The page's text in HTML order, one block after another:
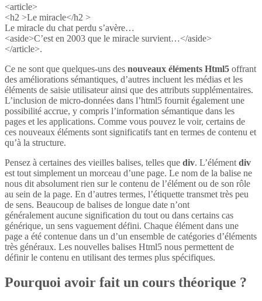
<article>
<h2 >Le miracle</h2 >
Le miracle du chat perdu s’avère…
<aside>C’est en 2003 que le miracle survient…</aside>
</article>.
Ce ne sont que quelques-uns des nouveaux éléments Html5 offrant
des améliorations sémantiques, d’autres incluent les médias et les
éléments de saisie utilisateur ainsi que des attributs supplémentaires.
L’inclusion de micro-données dans l’html5 fournit également une
possibilité accrue, y compris l’information sémantique dans les
pages et les applications. Comme vous pouvez le voir, certains de
ces nouveaux éléments sont significatifs tant en termes de contenu et
qu’à la structure.
Pensez à certaines des vieilles balises, telles que div. L’élément div
est tout simplement un morceau d’une page. Le nom de la balise ne
nous dit absolument rien sur le contenu de l’élément ou de son rôle
au sein de la page. En d’autres termes, l’étiquette transmet très peu
de sens. Beaucoup de balises de longue date n’ont
généralement aucune signification du tout ou dans certains cas
générique, un sens vaguement défini. Chaque élément dans une
page a été contenue dans un d’un ensemble de catégories d’éléments
très généraux. Les nouvelles balises Html5 nous permettent de
définir le contenu en utilisant des termes plus spécifiques.
Pourquoi avoir fait un cours théorique ?